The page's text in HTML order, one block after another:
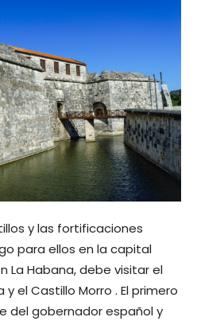
y las fortificaciones
para ellos en la capital
La Habana, debe visitar el
y el Castillo Morro . El primero
del gobernador español y